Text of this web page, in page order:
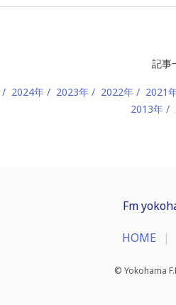
記事
2024年 2023年 2022年 2021
2013年
Fm
HOME
© Yokohama